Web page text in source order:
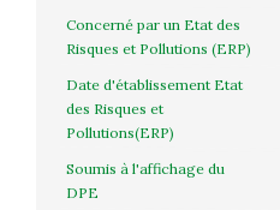
Concerné par un Etat des
Risques et Pollutions (ERP)
Date d'établissement Etat
des Risques et
Pollutions(ERP)
Soumis à l'affichage du
DPE